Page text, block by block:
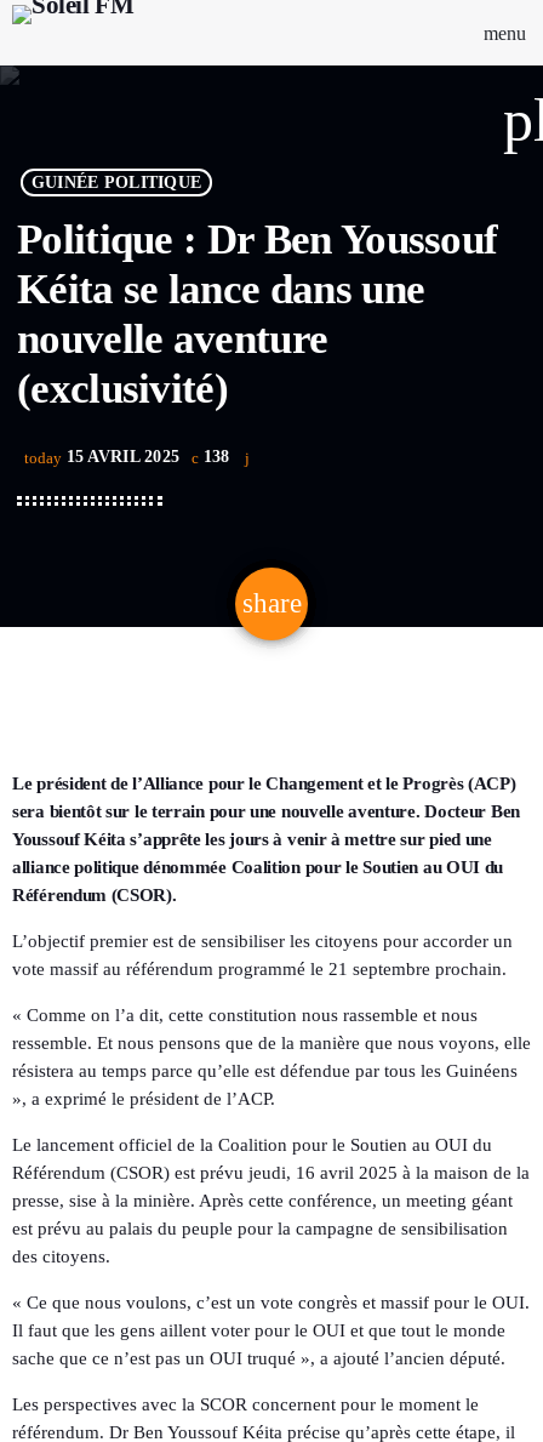
menu
GUINÉE POLITIQUE
Politique : Dr Ben Youssouf
Kéita se lance dans une
nouvelle aventure
(exclusivité)
today 15 AVRIL 2025 138
share
email
Le président de l’Alliance pour le Changement et le Progrès (ACP)
sera bientôt sur le terrain pour une nouvelle aventure. Docteur Ben
Youssouf Kéita s’apprête les jours à venir à mettre sur pied une
alliance politique dénommée Coalition pour le Soutien au OUI du
Référendum (CSOR).
L’objectif premier est de sensibiliser les citoyens pour accorder un
vote massif au référendum programmé le 21 septembre prochain.
« Comme on l’a dit, cette constitution nous rassemble et nous
ressemble. Et nous pensons que de la manière que nous voyons, elle
résistera au temps parce qu’elle est défendue par tous les Guinéens
», a exprimé le président de l’ACP.
Le lancement officiel de la Coalition pour le Soutien au OUI du
Référendum (CSOR) est prévu jeudi, 16 avril 2025 à la maison de la
presse, sise à la minière. Après cette conférence, un meeting géant
est prévu au palais du peuple pour la campagne de sensibilisation
des citoyens.
« Ce que nous voulons, c’est un vote congrès et massif pour le OUI.
Il faut que les gens aillent voter pour le OUI et que tout le monde
sache que ce n’est pas un OUI truqué », a ajouté l’ancien député.
Les perspectives avec la SCOR concernent pour le moment le
référendum. Dr Ben Youssouf Kéita précise qu’après cette étape, il